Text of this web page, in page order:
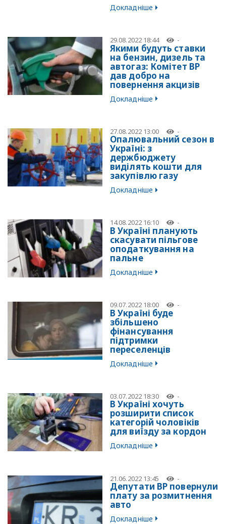
Докладніше
29.08.2022 18:44 -
Якими будуть ставки
на бензин, дизель та
автогаз: Комітет ВР
дав добро на
повернення акцизів
Докладніше
27.08.2022 13:00 -
Опалювальний сезон в
Україні: з
держбюджету
виділять кошти для
закупівлю газу
Докладніше
14.08.2022 16:10 -
В Україні планують
скасувати пільгове
оподаткування на
пальне
Докладніше
09.07.2022 18:00 -
В Україні буде
збільшено
фінансування
підтримки
переселенців
Докладніше
03.07.2022 18:30 -
В Україні хочуть
розширити список
категорій чоловіків
для виїзду за кордон
Докладніше
21.06.2022 13:45 -
Депутати ВР повернули
плату за розмитнення
авто
Докладніше